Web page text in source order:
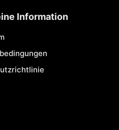
Information